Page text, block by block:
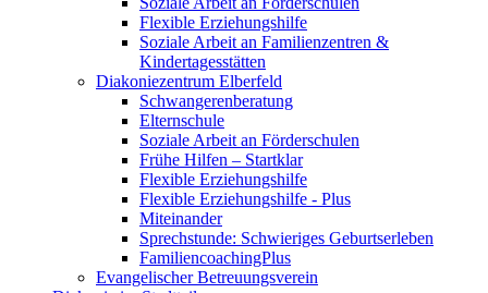
Flexible Erziehungshilfe
Soziale Arbeit an Familienzentren &
Kindertagesstätten
Diakoniezentrum Elberfeld
Schwangerenberatung
Elternschule
Soziale Arbeit an Förderschulen
Frühe Hilfen – Startklar
Flexible Erziehungshilfe
Flexible Erziehungshilfe - Plus
Miteinander
Sprechstunde: Schwieriges Geburtserleben
FamiliencoachingPlus
Evangelischer Betreuungsverein